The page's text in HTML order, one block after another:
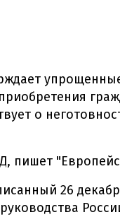
о
пишет
26